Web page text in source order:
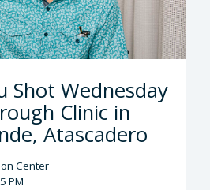
Shot Wednesday
Clinic in
Atascadero
Center
PM